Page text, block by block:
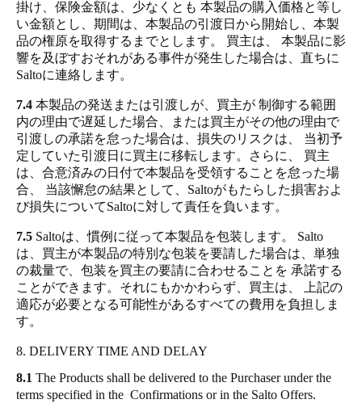
掛け、保険金額は、少なくとも 本製品の購入価格と等し
い金額とし、期間は、本製品の引渡日から開始し、本製
品の権原を取得するまでとします。 買主は、 本製品に影
響を及ぼすおそれがある事件が発生した場合は、直ちに
Saltoに連絡します。
7.4 本製品の発送または引渡しが、買主が 制御する範囲
内の理由で遅延した場合、または買主がその他の理由で
引渡しの承諾を怠った場合は、損失のリスクは、 当初予
定していた引渡日に買主に移転します。さらに、 買主
は、合意済みの日付で本製品を受領することを怠った場
合、 当該懈怠の結果として、Saltoがもたらした損害およ
び損失についてSaltoに対して責任を負います。
7.5 Saltoは、慣例に従って本製品を包装します。 Salto
は、買主が本製品の特別な包装を要請した場合は、単独
の裁量で、包装を買主の要請に合わせることを 承諾する
ことができます。それにもかかわらず、買主は、 上記の
適応が必要となる可能性があるすべての費用を負担しま
す。
8. DELIVERY TIME AND DELAY
8.1 The Products shall be delivered to the Purchaser under the
terms specified in the Confirmations or in the Salto Offers.